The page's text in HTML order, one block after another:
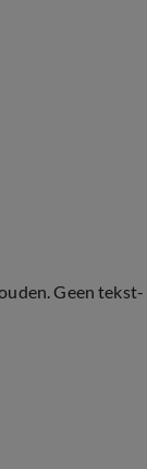
Geen tekst-